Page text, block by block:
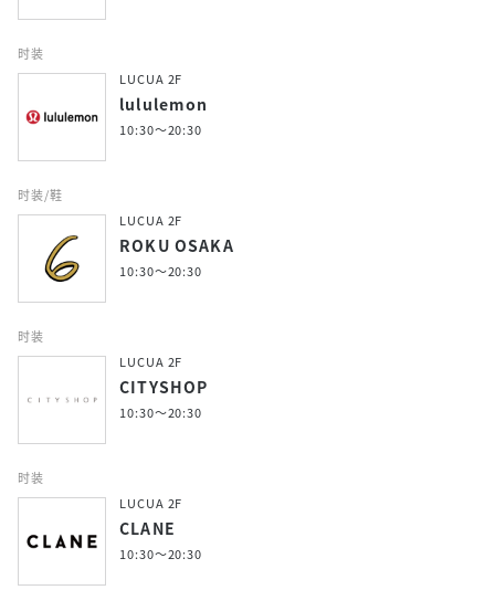
时装
LUCUA 2F
lululemon
10:30～20:30
时装/鞋
LUCUA 2F
ROKU OSAKA
10:30～20:30
时装
LUCUA 2F
CITYSHOP
10:30～20:30
时装
LUCUA 2F
CLANE
10:30～20:30